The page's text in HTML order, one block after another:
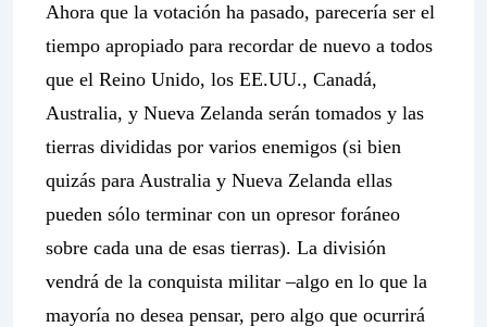
Ahora que la votación ha pasado, parecería ser el
tiempo apropiado para recordar de nuevo a todos
que el Reino Unido, los EE.UU., Canadá,
Australia, y Nueva Zelanda serán tomados y las
tierras divididas por varios enemigos (si bien
quizás para Australia y Nueva Zelanda ellas
pueden sólo terminar con un opresor foráneo
sobre cada una de esas tierras). La división
vendrá de la conquista militar –algo en lo que la
mayoría no desea pensar, pero algo que ocurrirá